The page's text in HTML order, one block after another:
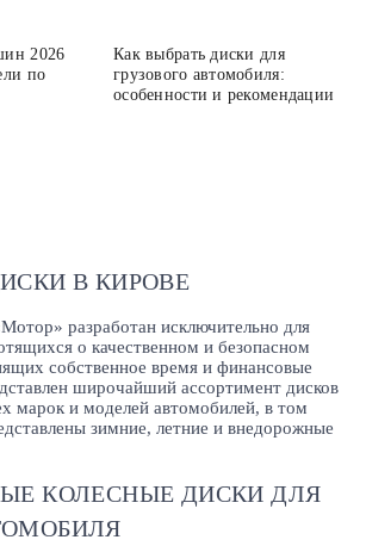
2026
по
Как выбрать диски для
грузового автомобиля:
особенности и рекомендации
В КИРОВЕ
разработан исключительно для
о качественном и безопасном
собственное время и финансовые
широчайший ассортимент дисков
марок и моделей автомобилей, в том
зимние, летние и внедорожные
КОЛЕСНЫЕ ДИСКИ ДЛЯ